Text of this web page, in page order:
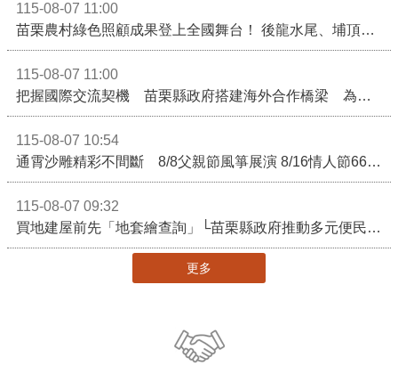
115-08-07 11:00
苗栗農村綠色照顧成果登上全國舞台！ 後龍水尾、埔頂社區前進2026高齡健康產業博覽會
115-08-07 11:00
把握國際交流契機 苗栗縣政府搭建海外合作橋梁 為在地產業爭取更多國際市場機會
115-08-07 10:54
通霄沙雕精彩不間斷 8/8父親節風箏展演 8/16情人節66對浪漫挑戰送好禮
115-08-07 09:32
買地建屋前先「地套繪查詢」└苗栗縣政府推動多元便民諮詢服務
更多